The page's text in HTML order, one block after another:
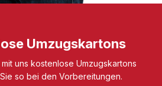
Umzugskartons
uns kostenlose Umzugskartons
so bei den Vorbereitungen.